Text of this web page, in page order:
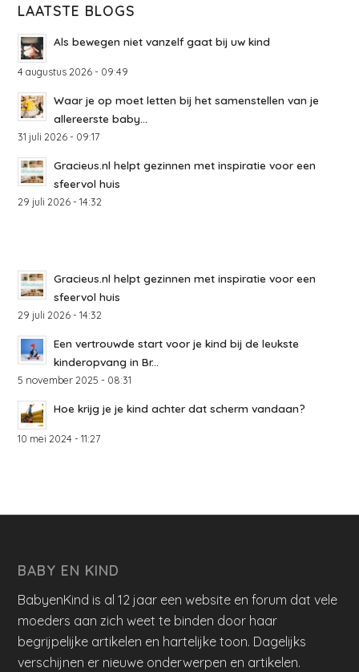
LAATSTE BLOGS
Als bewegen niet vanzelf gaat bij uw kind
4 augustus 2026 - 09:49
Waar je op moet letten bij het samenstellen van je
allereerste baby...
31 juli 2026 - 09:17
Gracieus.nl helpt gezinnen met inspiratie voor een
sfeervol huis
29 juli 2026 - 14:32
Gracieus.nl helpt gezinnen met inspiratie voor een
sfeervol huis
29 juli 2026 - 14:32
Een vertrouwde start voor je kind bij de leukste
kinderopvang in Br...
5 november 2025 - 08:31
Hoe krijg je je kind achter dat scherm vandaan?
10 mei 2024 - 11:27
BABY EN KIND
BabyenKind is al 12 jaar een website en forum dat vele
moeders aan zich weet te binden door haar
begrijpelijke artikelen en hartelijke toon. Dagelijks
verschijnen er nieuwe onderwerpen en artikelen.